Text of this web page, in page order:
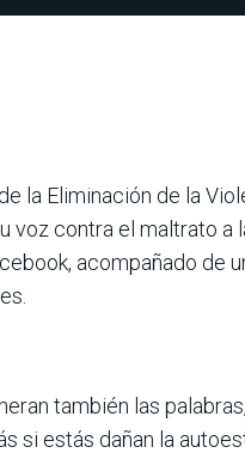
la Eliminación de la
contra el maltrato a
acompañado de
también las
estás dañan la